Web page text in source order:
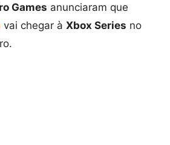
Games anunciaram que
vai chegar à Xbox Series no